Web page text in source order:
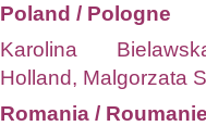
Poland / Pologne
Karolina
Holland, Malgorzata
Romania / Roumanie